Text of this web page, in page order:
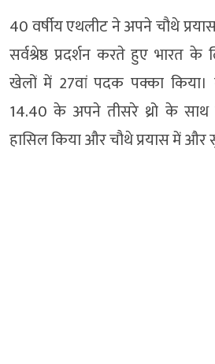
40 वर्षीय एथलीट ने अपने चौथे
सर्वश्रेष्ठ प्रदर्शन करते हुए भारत
खेलों में 27वां पदक पक्का
14.40 के अपने तीसरे थ्रो के साथ
हासिल किया और चौथे प्रयास में और